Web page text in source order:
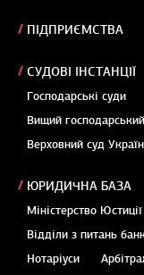
ПІДПРИЄМСТВА
СУДОВІ ІНСТАНЦІЇ
Господарські суди
Вищий
Верховний суд
ЮРИДИЧНА БАЗА
Міністерство Юстиції
Відділи з питань
Нотаріуси